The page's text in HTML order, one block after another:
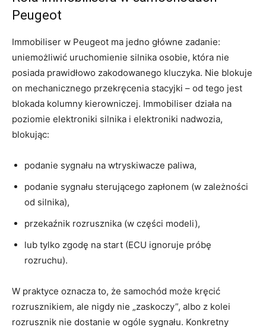
Peugeot
Immobiliser w Peugeot ma jedno główne zadanie:
uniemożliwić uruchomienie silnika osobie, która nie
posiada prawidłowo zakodowanego kluczyka. Nie blokuje
on mechanicznego przekręcenia stacyjki – od tego jest
blokada kolumny kierowniczej. Immobiliser działa na
poziomie elektroniki silnika i elektroniki nadwozia,
blokując:
podanie sygnału na wtryskiwacze paliwa,
podanie sygnału sterującego zapłonem (w zależności
od silnika),
przekaźnik rozrusznika (w części modeli),
lub tylko zgodę na start (ECU ignoruje próbę
rozruchu).
W praktyce oznacza to, że samochód może kręcić
rozrusznikiem, ale nigdy nie „zaskoczy”, albo z kolei
rozrusznik nie dostanie w ogóle sygnału. Konkretny